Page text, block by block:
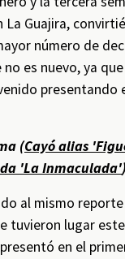
La Guajira,
número de
es nuevo, ya
presentando
(Cayó alias
'La Inmaculada')
al mismo reporte
tuvieron lugar
en el